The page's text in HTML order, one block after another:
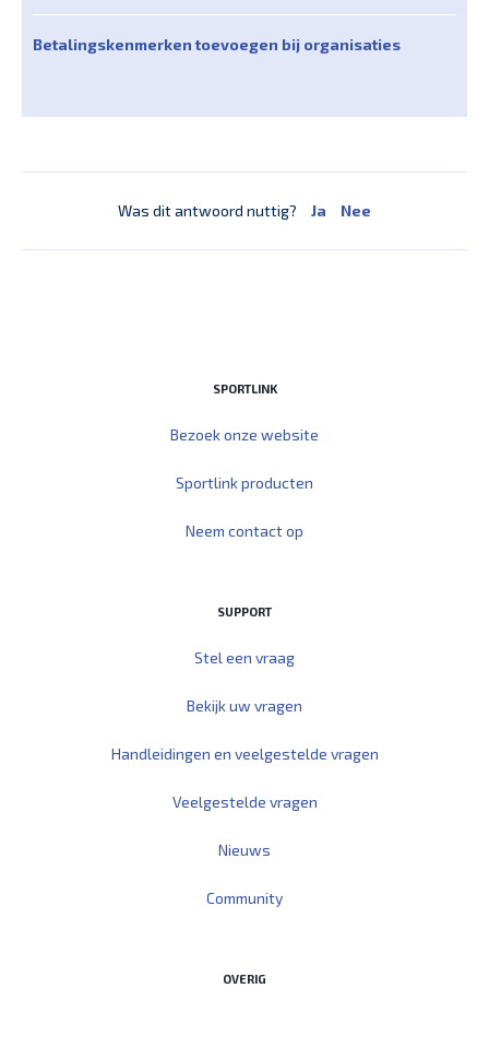
Betalingskenmerken toevoegen bij organisaties
Was dit antwoord nuttig? Ja Nee
SPORTLINK
Bezoek onze website
Sportlink producten
Neem contact op
SUPPORT
Stel een vraag
Bekijk uw vragen
Handleidingen en veelgestelde vragen
Veelgestelde vragen
Nieuws
Community
OVERIG